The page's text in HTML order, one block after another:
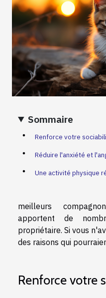
Sommaire
Renforce votre
Réduire l'anxiété et
Une activité physique
meilleurs
apportent de
propriétaire. Si vous
des raisons qui
Renforce votre